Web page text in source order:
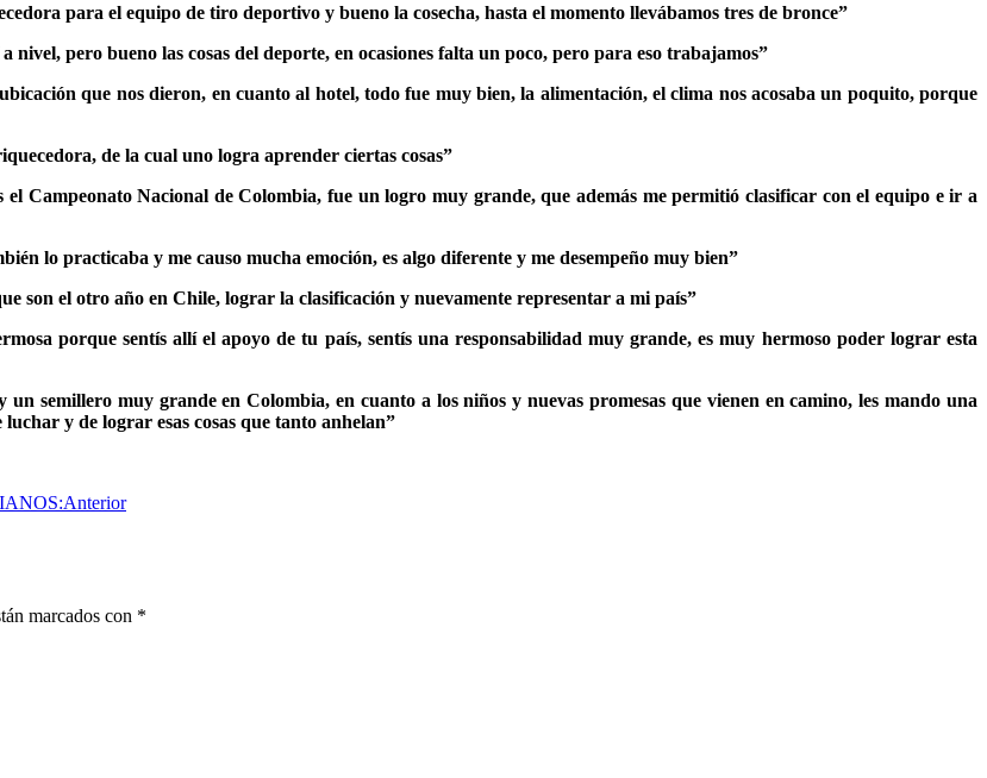
para el equipo de tiro deportivo y bueno la cosecha, hasta el momento llevábamos tres de bronce”
pero bueno las cosas del deporte, en ocasiones falta un poco, pero para eso trabajamos”
que nos dieron, en cuanto al hotel, todo fue muy bien, la alimentación, el clima nos acosaba un poquito, porque
de la cual uno logra aprender ciertas cosas”
el Campeonato Nacional de Colombia, fue un logro muy grande, que además me permitió clasificar con el equipo e ir a
lo practicaba y me causo mucha emoción, es algo diferente y me desempeño muy bien”
son el otro año en Chile, lograr la clasificación y nuevamente representar a mi país”
porque sentís allí el apoyo de tu país, sentís una responsabilidad muy grande, es muy hermoso poder lograr esta
un semillero muy grande en Colombia, en cuanto a los niños y nuevas promesas que vienen en camino, les mando una
y de lograr esas cosas que tanto anhelan”
Anterior
marcados con *